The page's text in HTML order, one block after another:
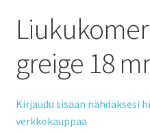
greige 18
Kirjaudu sisään nähdäksesi
verkkokauppaa